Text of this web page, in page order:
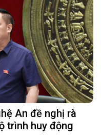
An đề nghị rà
trình huy động